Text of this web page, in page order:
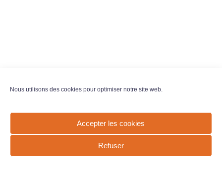
Nous utilisons des cookies pour optimiser notre site web.
Accepter les cookies
Refuser